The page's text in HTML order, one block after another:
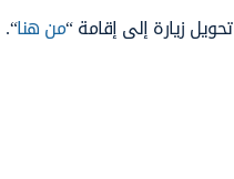
زيارة إلى إقامة “من هنا“.